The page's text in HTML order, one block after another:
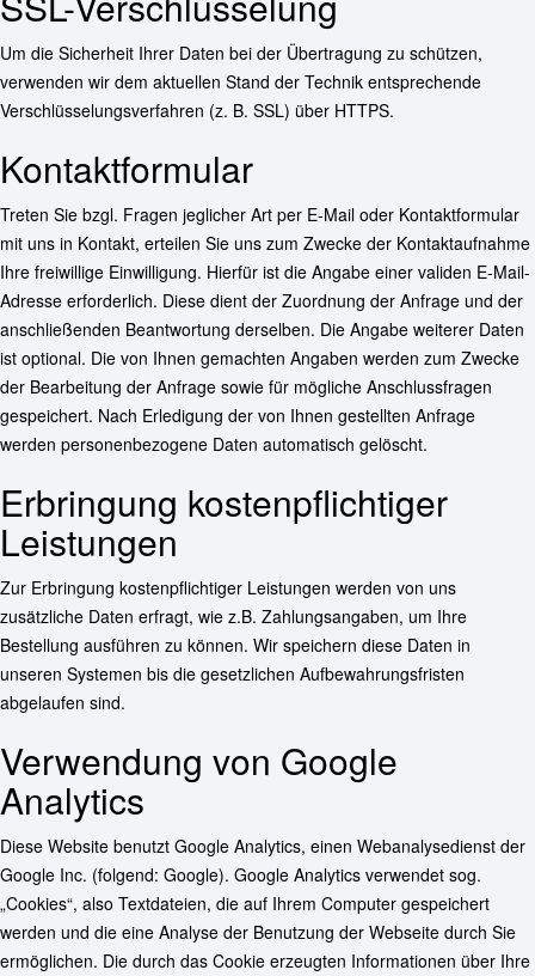
Um die Sicherheit Ihrer Daten bei der Übertragung zu schützen,
verwenden wir dem aktuellen Stand der Technik entsprechende
Verschlüsselungsverfahren (z. B. SSL) über HTTPS.
Kontaktformular
Treten Sie bzgl. Fragen jeglicher Art per E-Mail oder Kontaktformular
mit uns in Kontakt, erteilen Sie uns zum Zwecke der Kontaktaufnahme
Ihre freiwillige Einwilligung. Hierfür ist die Angabe einer validen E-Mail-
Adresse erforderlich. Diese dient der Zuordnung der Anfrage und der
anschließenden Beantwortung derselben. Die Angabe weiterer Daten
ist optional. Die von Ihnen gemachten Angaben werden zum Zwecke
der Bearbeitung der Anfrage sowie für mögliche Anschlussfragen
gespeichert. Nach Erledigung der von Ihnen gestellten Anfrage
werden personenbezogene Daten automatisch gelöscht.
Erbringung kostenpflichtiger
Leistungen
Zur Erbringung kostenpflichtiger Leistungen werden von uns
zusätzliche Daten erfragt, wie z.B. Zahlungsangaben, um Ihre
Bestellung ausführen zu können. Wir speichern diese Daten in
unseren Systemen bis die gesetzlichen Aufbewahrungsfristen
abgelaufen sind.
Verwendung von Google
Analytics
Diese Website benutzt Google Analytics, einen Webanalysedienst der
Google Inc. (folgend: Google). Google Analytics verwendet sog.
„Cookies“, also Textdateien, die auf Ihrem Computer gespeichert
werden und die eine Analyse der Benutzung der Webseite durch Sie
ermöglichen. Die durch das Cookie erzeugten Informationen über Ihre